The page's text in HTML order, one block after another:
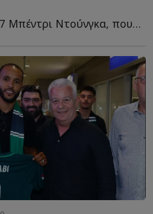
O γεννημένος το 2007 Μπέντρι Ντούνγκα, που εκπαιδεύεται σ...